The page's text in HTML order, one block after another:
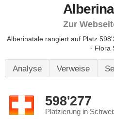
Zur
Alberinatale rangiert auf Platz
- Flora
Analyse Verweise
598'277
Platzierung in